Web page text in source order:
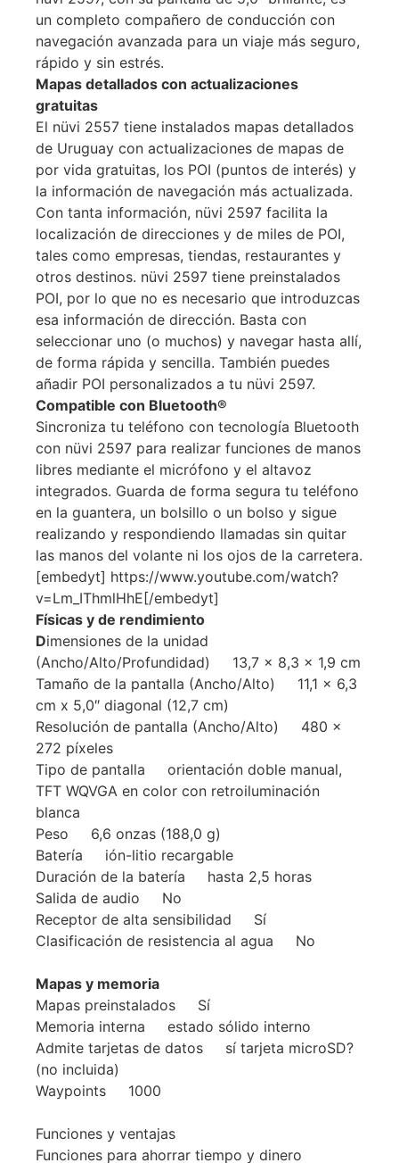
un completo compañero de conducción con
navegación avanzada para un viaje más seguro,
rápido y sin estrés.
Mapas detallados con actualizaciones
gratuitas
El nüvi 2557 tiene instalados mapas detallados
de Uruguay con actualizaciones de mapas de
por vida gratuitas, los POI (puntos de interés) y
la información de navegación más actualizada.
Con tanta información, nüvi 2597 facilita la
localización de direcciones y de miles de POI,
tales como empresas, tiendas, restaurantes y
otros destinos. nüvi 2597 tiene preinstalados
POI, por lo que no es necesario que introduzcas
esa información de dirección. Basta con
seleccionar uno (o muchos) y navegar hasta allí,
de forma rápida y sencilla. También puedes
añadir POI personalizados a tu nüvi 2597.
Compatible con Bluetooth®
Sincroniza tu teléfono con tecnología Bluetooth
con nüvi 2597 para realizar funciones de manos
libres mediante el micrófono y el altavoz
integrados. Guarda de forma segura tu teléfono
en la guantera, un bolsillo o un bolso y sigue
realizando y respondiendo llamadas sin quitar
las manos del volante ni los ojos de la carretera.
[embedyt] https://www.youtube.com/watch?
v=Lm_IThmlHhE[/embedyt]
Físicas y de rendimiento
Dimensiones de la unidad
(Ancho/Alto/Profundidad) 13,7 x 8,3 x 1,9 cm
Tamaño de la pantalla (Ancho/Alto) 11,1 x 6,3
cm x 5,0″ diagonal (12,7 cm)
Resolución de pantalla (Ancho/Alto) 480 x
272 píxeles
Tipo de pantalla orientación doble manual,
TFT WQVGA en color con retroiluminación
blanca
Peso 6,6 onzas (188,0 g)
Batería ión-litio recargable
Duración de la batería hasta 2,5 horas
Salida de audio No
Receptor de alta sensibilidad Sí
Clasificación de resistencia al agua No
Mapas y memoria
Mapas preinstalados Sí
Memoria interna estado sólido interno
Admite tarjetas de datos sí tarjeta microSD?
(no incluida)
Waypoints 1000
Funciones y ventajas
Funciones para ahorrar tiempo y dinero